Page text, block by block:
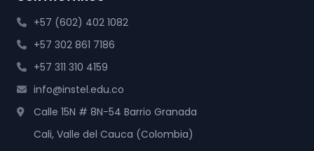
+57 (602) 402 1082
+57 302 861 7186
+57 311 310 4159
info@instel.edu.co
Calle 15N # 8N-54 Barrio Granada
Cali, Valle del Cauca (Colombia)